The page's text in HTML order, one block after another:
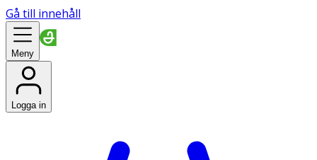
Gå till innehåll
Meny
Logga in